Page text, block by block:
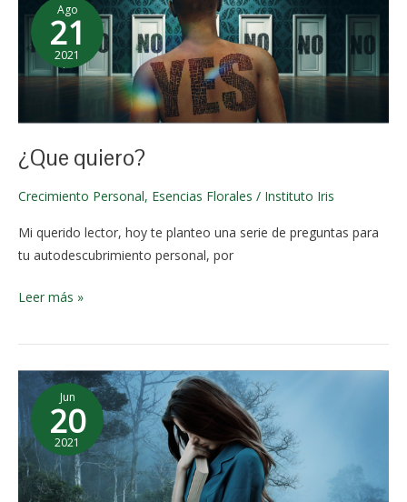
Ago
21
2021
25 de
¿Que quiero?
Crecimiento Personal, Esencias Florales / Instituto Iris
Mi querido lector, hoy te planteo una serie de preguntas para
tu autodescubrimiento personal, por
quiero?
Leer más »
Jun
20
2021
2 de
junio de
Combate
la
depresión
naturalmente
con
aromaterapia